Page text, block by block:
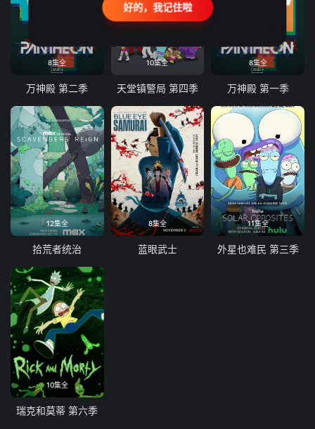
8集全
万神殿 第二季
10集全
天堂镇警局 第四季
8集全
万神殿 第一季
12集全
拾荒者统治
8集全
蓝眼武士
11集全
外星也难民 第三季
10集全
瑞克和莫蒂 第六季
好的，我记住啦